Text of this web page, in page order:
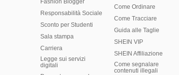
Fashion Blogger
Responsabilità Sociale
Sconto per Studenti
Sala stampa
Carriera
Legge sui servizi
digitali
Come Ordinare
Come Tracciare
Guida alle Taglie
SHEIN VIP
SHEIN Affiliazione
Come segnalare
contenuti illegali